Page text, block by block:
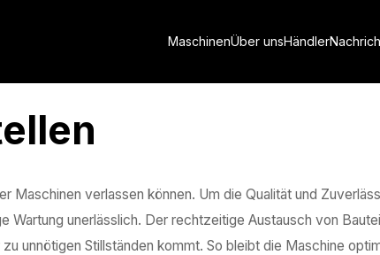
MaschinenÜber unsHändler
Maschinen verlassen können. Um die Qualität und
Wartung unerlässlich. Der rechtzeitige Austausch von
unnötigen Stillständen kommt. So bleibt die Maschine